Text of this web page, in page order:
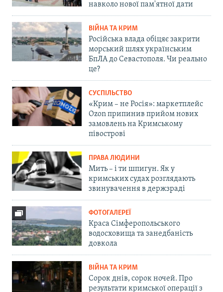
навколо нової пам'ятної дати
ВІЙНА ТА КРИМ
Російська влада обіцяє закрити
морський шлях українським
БпЛА до Севастополя. Чи реально
це?
СУСПІЛЬСТВО
«Крим – не Росія»: маркетплейс
Ozon припинив прийом нових
замовлень на Кримському
півострові
ПРАВА ЛЮДИНИ
Мить – і ти шпигун. Як у
кримських судах розглядають
звинувачення в держзраді
ФОТОГАЛЕРЕЇ
Краса Сімферопольського
водосховища та занедбаність
довкола
ВІЙНА ТА КРИМ
Сорок днів, сорок ночей. Про
результати кримської операції з